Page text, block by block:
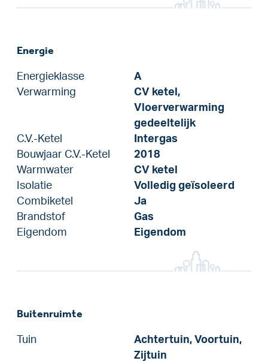
Energie
Energieklasse
A
Verwarming
CV ketel,
Vloerverwarming
gedeeltelijk
C.V.-Ketel
Intergas
Bouwjaar C.V.-Ketel
2018
Warmwater
CV ketel
Isolatie
Volledig geïsoleerd
Combiketel
Ja
Brandstof
Gas
Eigendom
Eigendom
Buitenruimte
Tuin
Achtertuin, Voortuin,
Zijtuin